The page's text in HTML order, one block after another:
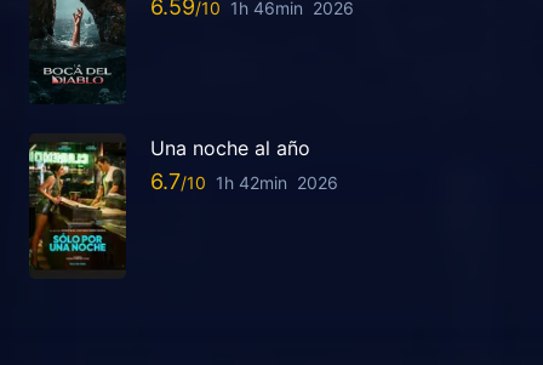
6.59 1h 46min 2026
Una noche al año
6.7 1h 42min 2026